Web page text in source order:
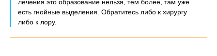
лечения это образование нельзя, тем более, там уже
есть гнойные выделения. Обратитесь либо к хирургу
либо к лору.